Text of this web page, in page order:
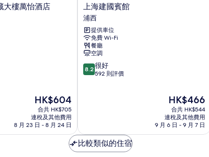
大樓萬怡酒店
現
售
HK$604
HK$604
合共 HK$705
連稅及其他費用
8 月 23 日 - 8 月 24 日
上
海
建
國
賓
館
浦
西
上海建國賓館
浦西
提供車位
免費 Wi-Fi
餐廳
空調
8.2
分
好，
592
則
8.2 很好
592 則評價
現
售
HK$466
HK$466
合共 HK$544
連稅及其他費用
9 月 6 日 - 9 月 7 日
比較類似的住宿